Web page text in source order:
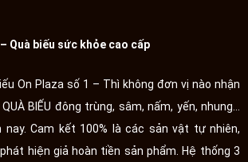
Quà biếu sức khỏe cao cấp
On Plaza số 1 – Thì không đơn vị nào nhận
BIẾU đông trùng, sâm, nấm, yến, nhung...
nay. Cam kết 100% là các sản vật tự nhiên,
hiện giả hoàn tiền sản phẩm. Hệ thống 3